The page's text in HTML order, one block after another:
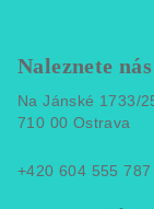
Naleznete
Na Jánské 1733/
710 00 Ostrava
+420 604 555 787